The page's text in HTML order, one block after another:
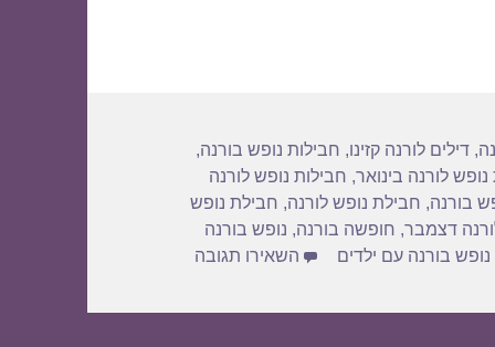
,דילים לורנה קזינו, חבילות נופש בורנה,
נופש לורנה בינואר, חבילות נופש לורנה
בורנה, חבילת נופש לורנה, חבילת נופש
דצמבר, חופשה בורנה, נופש בורנה
נופש בורנה עם ילדים השאירו תגובה